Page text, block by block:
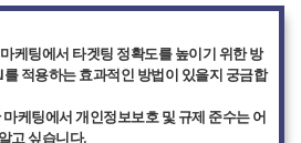
케팅에서 타겟팅 정확도를 높이기 위한 방
적용하는 효과적인 방법이 있을지 궁금합
케팅에서 개인정보보호 및 규제 준수는 어
고 싶습니다.